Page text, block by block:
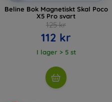
Beline Bok Magnetiskt Skal Poco
X5 Pro svart
125 kr
112 kr
I lager > 5 st